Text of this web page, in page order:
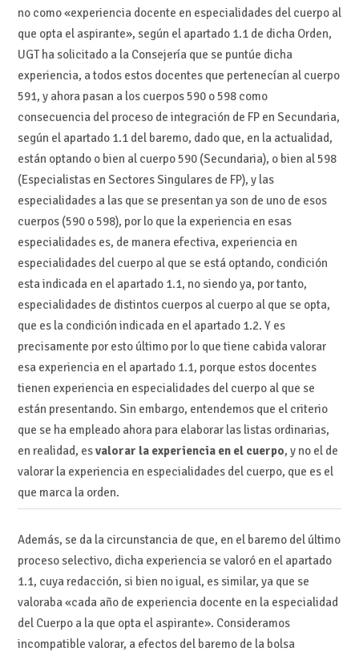
no como «experiencia docente en especialidades del cuerpo al
que opta el aspirante», según el apartado 1.1 de dicha Orden,
UGT ha solicitado a la Consejería que se puntúe dicha
experiencia, a todos estos docentes que pertenecían al cuerpo
591, y ahora pasan a los cuerpos 590 o 598 como
consecuencia del proceso de integración de FP en Secundaria,
según el apartado 1.1 del baremo, dado que, en la actualidad,
están optando o bien al cuerpo 590 (Secundaria), o bien al 598
(Especialistas en Sectores Singulares de FP), y las
especialidades a las que se presentan ya son de uno de esos
cuerpos (590 o 598), por lo que la experiencia en esas
especialidades es, de manera efectiva, experiencia en
especialidades del cuerpo al que se está optando, condición
esta indicada en el apartado 1.1, no siendo ya, por tanto,
especialidades de distintos cuerpos al cuerpo al que se opta,
que es la condición indicada en el apartado 1.2. Y es
precisamente por esto último por lo que tiene cabida valorar
esa experiencia en el apartado 1.1, porque estos docentes
tienen experiencia en especialidades del cuerpo al que se
están presentando. Sin embargo, entendemos que el criterio
que se ha empleado ahora para elaborar las listas ordinarias,
en realidad, esvalorar la experiencia en el cuerpo, y no el de
valorar la experiencia en especialidades del cuerpo, que es el
que marca la orden.
Además, se da la circunstancia de que, en el baremo del último
proceso selectivo, dicha experiencia se valoró en el apartado
1.1, cuya redacción, si bien no igual, es similar, ya que se
valoraba «cada año de experiencia docente en la especialidad
del Cuerpo a la que opta el aspirante». Consideramos
incompatible valorar, a efectos del baremo de la bolsa